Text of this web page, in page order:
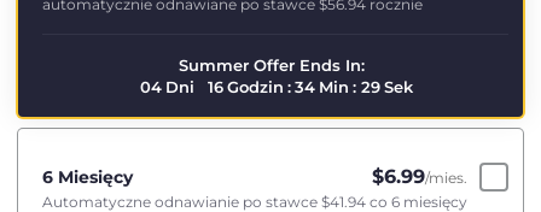
automatycznie odnawiane po stawce $56.94 rocznie
Summer Offer Ends In:
04 Dni 16Godzin :34 Min : 29Sek
6 Miesięcy $6.99/mies.
Automatyczne odnawianie po stawce $41.94 co 6 miesięcy